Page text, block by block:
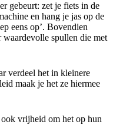
gebeurt: zet je fiets in de
en hang je jas op de
eens op’. Bovendien
waardevolle spullen die met
verdeel het in kleinere
maak je het ze hiermee
vrijheid om het op hun